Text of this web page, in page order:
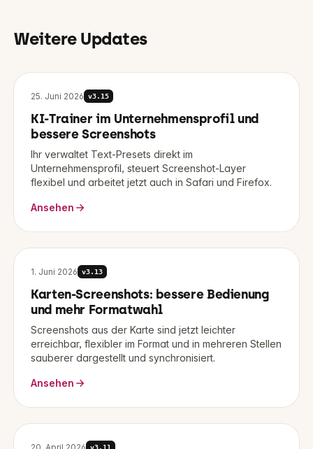
Weitere Updates
25. Juni 2026 v3.15
KI-Trainer im Unternehmensprofil und
bessere Screenshots
Ihr verwaltet Text-Presets direkt im
Unternehmensprofil, steuert Screenshot-Layer
flexibel und arbeitet jetzt auch in Safari und Firefox.
Ansehen
1. Juni 2026 v3.13
Karten-Screenshots: bessere Bedienung
und mehr Formatwahl
Screenshots aus der Karte sind jetzt leichter
erreichbar, flexibler im Format und in mehreren Stellen
sauberer dargestellt und synchronisiert.
Ansehen
20. April 2026 v3.11